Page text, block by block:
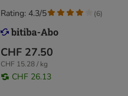
CHF 27.50
CHF 15.28 / kg
CHF 26.13
Rating: 4.3/5 (6)